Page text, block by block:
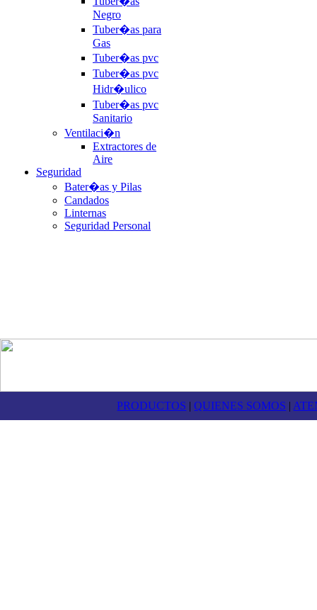
Negro
Tuber�as para
Gas
Tuber�as pvc
Tuber�as pvc
Hidr�ulico
Tuber�as pvc
Sanitario
Ventilaci�n
Extractores de
Aire
Seguridad
Bater�as y Pilas
Candados
Linternas
Seguridad Personal
PRODUCTOS |QUIENES SOMOS |